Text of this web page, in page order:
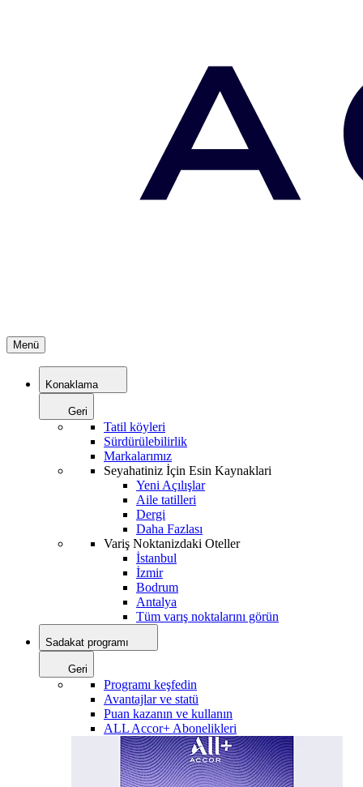
Menü
Konaklama
Geri
Tatil köyleri
Sürdürülebilirlik
Markalarımız
Seyahatiniz İçin Esin Kaynaklari
Yeni Açılışlar
Aile tatilleri
Dergi
Daha Fazlası
Variş Noktanizdaki Oteller
İstanbul
İzmir
Bodrum
Antalya
Tüm varış noktalarını görün
Sadakat programı
Geri
Programı keşfedin
Avantajlar ve statü
Puan kazanın ve kullanın
ALL Accor+ Abonelikleri